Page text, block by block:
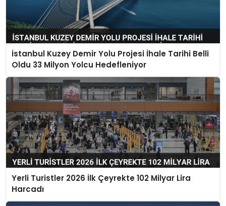
İstanbul Kuzey Demir Yolu Projesi İhale Tarihi Belli
Oldu 33 Milyon Yolcu Hedefleniyor
Yerli Turistler 2026 İlk Çeyrekte 102 Milyar Lira
Harcadı